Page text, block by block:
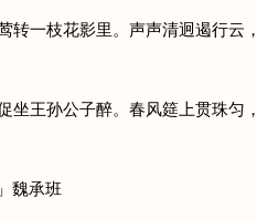
一枝花影里。声声清迥遏行云，
王孙公子醉。春风筵上贯珠匀，
魏承班